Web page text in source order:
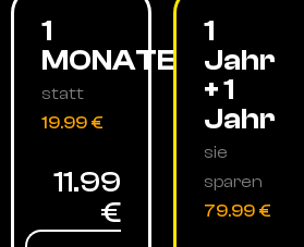
1
MONATE
statt
19.99 €
11.99
€
1
Jahr
+ 1
Jahr
sie
sparen
79.99 €